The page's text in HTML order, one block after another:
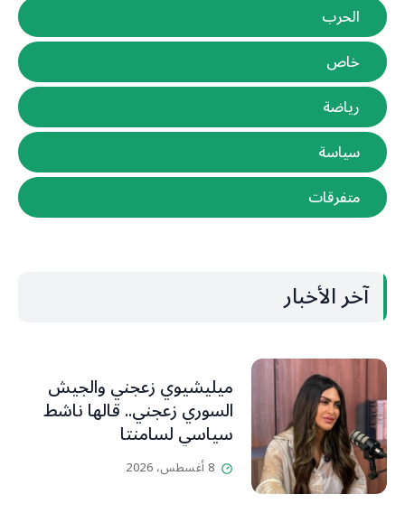
الحرب
خاص
رياضة
سياسة
متفرقات
آخر الأخبار
ميليشيوي زعجني والجيش
السوري زعجني.. قالها ناشط
سياسي لسامنتا
8 أغسطس، 2026